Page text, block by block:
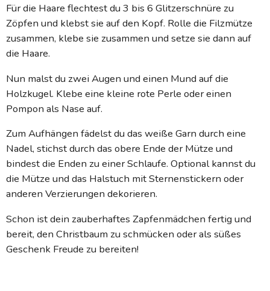
Für die Haare flechtest du 3 bis 6 Glitzerschnüre zu
Zöpfen und klebst sie auf den Kopf. Rolle die Filzmütze
zusammen, klebe sie zusammen und setze sie dann auf
die Haare.
Nun malst du zwei Augen und einen Mund auf die
Holzkugel. Klebe eine kleine rote Perle oder einen
Pompon als Nase auf.
Zum Aufhängen fädelst du das weiße Garn durch eine
Nadel, stichst durch das obere Ende der Mütze und
bindest die Enden zu einer Schlaufe. Optional kannst du
die Mütze und das Halstuch mit Sternenstickern oder
anderen Verzierungen dekorieren.
Schon ist dein zauberhaftes Zapfenmädchen fertig und
bereit, den Christbaum zu schmücken oder als süßes
Geschenk Freude zu bereiten!